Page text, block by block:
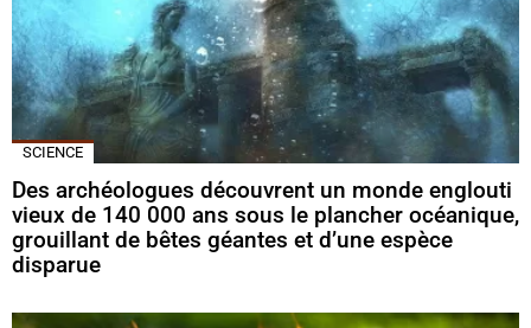
SCIENCE
Des archéologues découvrent un monde englouti
vieux de 140 000 ans sous le plancher océanique,
grouillant de bêtes géantes et d’une espèce
disparue